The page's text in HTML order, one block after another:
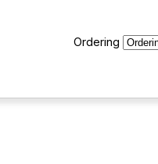
Ordering